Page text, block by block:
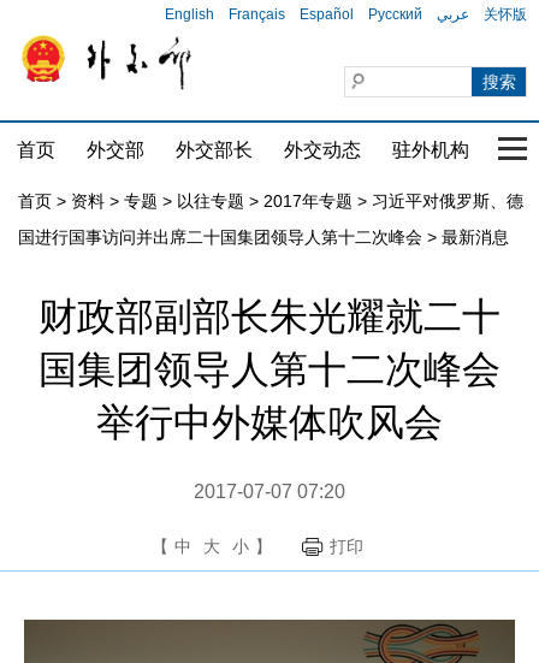
English Français Español Русский عربي 关怀版
首页 外交部 外交部长 外交动态 驻外机构 国
首页 > 资料 > 专题 > 以往专题 > 2017年专题 > 习近平对俄罗斯、德
国进行国事访问并出席二十国集团领导人第十二次峰会 > 最新消息
财政部副部长朱光耀就二十
国集团领导人第十二次峰会
举行中外媒体吹风会
2017-07-07 07:20
【 中 大 小 】 打印